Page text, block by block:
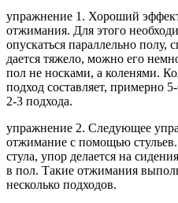
упражнение 1. Хороший
отжимания. Для этого
опускаться параллельно полу,
дается тяжело, можно его
пол не носками, а коленями.
подход составляет, примерно
2-3 подхода.
упражнение 2. Следующее
отжимание с помощью стульев.
стула, упор делается на
в пол. Такие отжимания
несколько подходов.